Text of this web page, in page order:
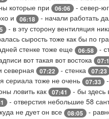
которые при 06:06 - север-
и 06:18 - начали работать
- в эту сторону вентиляция
сырость тоже как бы по
стенке тоже еще 06:58 -
вот такая вот востока
северная 07:22 - стенка 07:23
сериала тоже не очень 07:33
ловить как 07:41 - бы здесь
- отверстия небольшие 58
не дует он все 08:05 -